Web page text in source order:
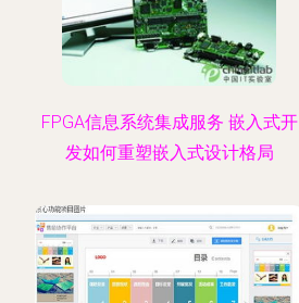
FPGA信息系统集成服务 嵌入式开
发如何重塑嵌入式设计格局